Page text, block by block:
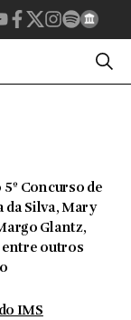
Concurso de
da Silva, Mary
Glantz,
entre outros
IMS